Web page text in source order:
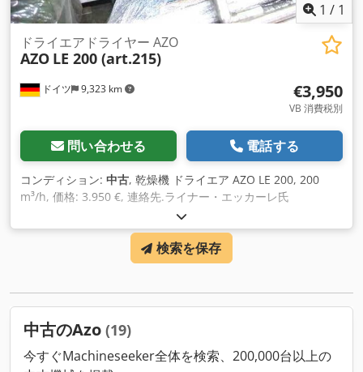
1 / 1
ドイツ 9,323 km
ドライエアドライヤー AZO
AZO LE 200 (art.215)
€3,950
VB 消費税別
問い合わせる 電話する
コンディション: 中古, 乾燥機 ドライエア AZO LE 200, 200
m³/h, 価格: 3.950 €, 連絡先.ライナー・エッカーレ氏
検索を保存
中古のAzo (19)
今すぐMachineseeker全体を検索、200,000台以上の